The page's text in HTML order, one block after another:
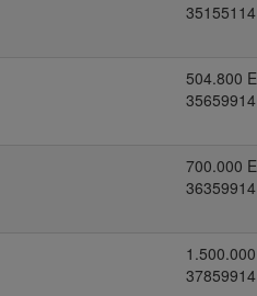
35155114
504.800
35659914
700.000
36359914
37859914